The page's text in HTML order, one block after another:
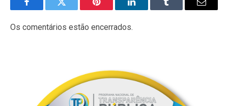
FacebookTwitter Pinterest LinkedInTumblr
E-
Os comentários estão encerrados.